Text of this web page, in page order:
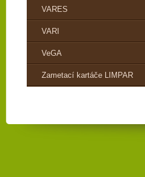
VARES
VARI
VeGA
Zametací kartáče LIMPAR